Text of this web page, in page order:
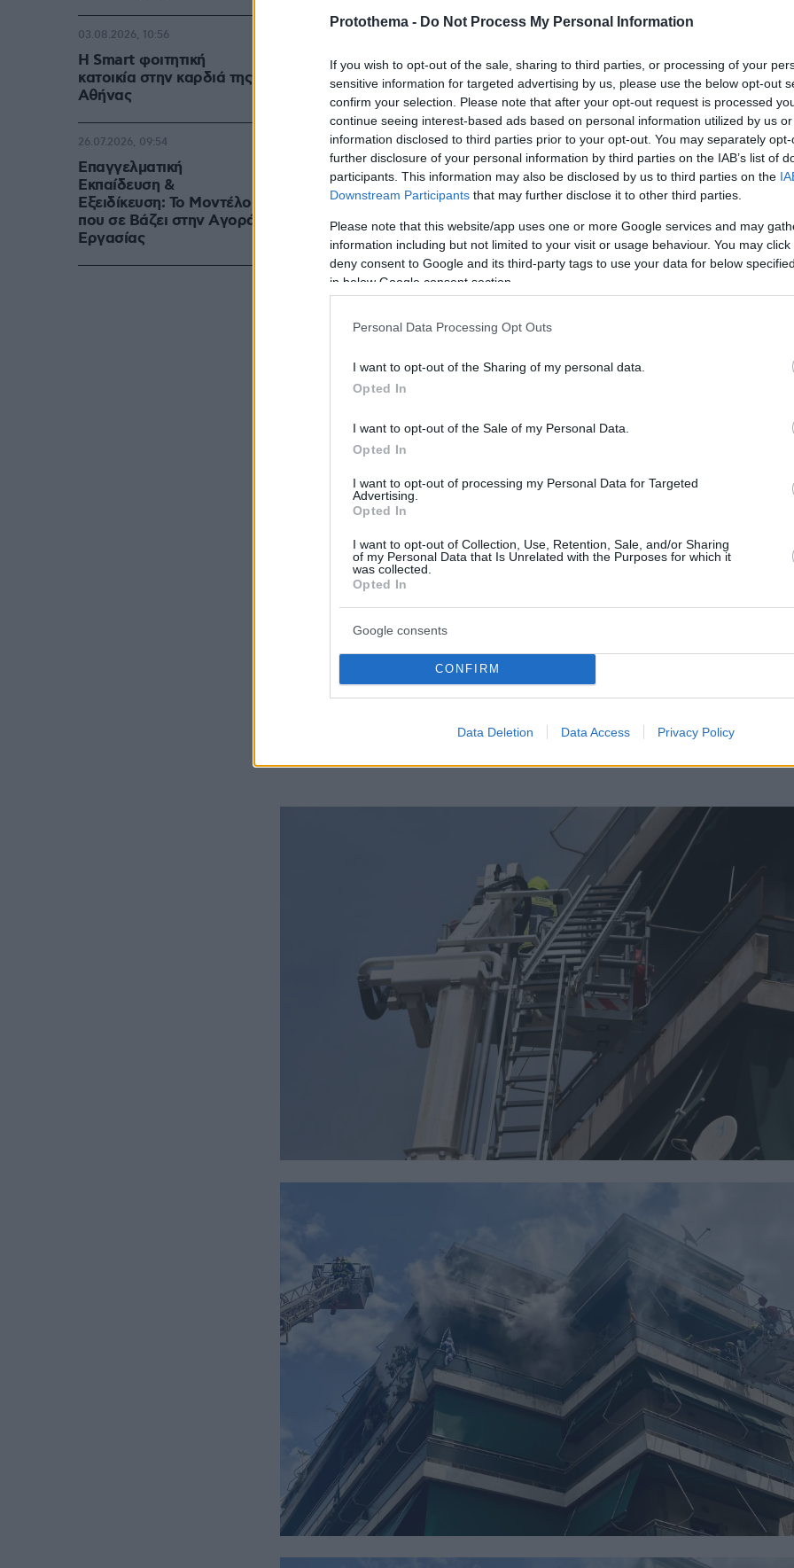
Protothema - Do Not Process My Personal Information
If you wish to opt-out of the sale, sharing to third parties, or processing of your
sensitive information for targeted advertising by us, please use the below opt-out
confirm your selection. Please note that after your opt-out request is processed
continue seeing interest-based ads based on personal information utilized by us
information disclosed to third parties prior to your opt-out. You may separately
further disclosure of your personal information by third parties on the IAB’s list of
participants. This information may also be disclosed by us to third parties on the
Downstream Participants that may further disclose it to other third parties.
Please note that this website/app uses one or more Google services and may
information including but not limited to your visit or usage behaviour. You may
deny consent to Google and its third-party tags to use your data for below
in below Google consent section.
Personal Data Processing Opt Outs
I want to opt-out of the Sharing of my personal data.
Opted In
I want to opt-out of the Sale of my Personal Data.
Opted In
I want to opt-out of processing my Personal Data for Targeted
Advertising.
Opted In
I want to opt-out of Collection, Use, Retention, Sale, and/or Sharing
of my Personal Data that Is Unrelated with the Purposes for which it
was collected.
Opted In
Google consents
CONFIRM
Data Deletion Data Access Privacy Policy
Λίγη ώρα αργότερα, η φωτιά τέθηκε υπό μερικό έλεγχο με
αρχές να αναζητούν τα αίτια που προκάλεσαν τη φωτιά η
οποία άφησε πίσω της μόνο υλικές ζημιές.
Η Smart φοιτητική
κατοικία στην καρδιά της
Αθήνας
03.08.2026, 10:56
Επαγγελματική
Εκπαίδευση &
Εξειδίκευση: Το Mοντέλο
που σε Bάζει στην Aγορά
Eργασίας
26.07.2026, 09:54